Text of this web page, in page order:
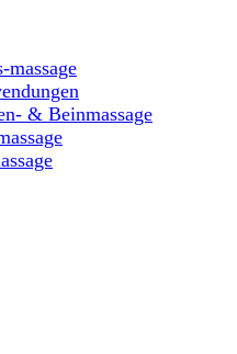
massage
& Beinmassage